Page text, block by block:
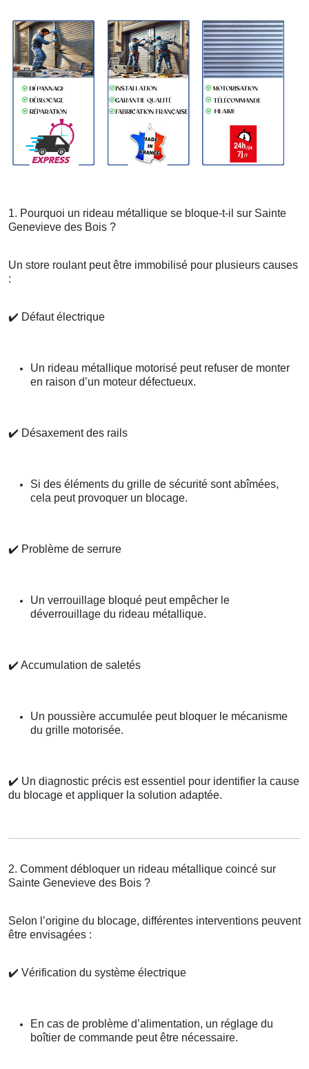
1. Pourquoi un rideau métallique se bloque-t-il sur Sainte
Genevieve des Bois ?
Un store roulant peut être immobilisé pour plusieurs causes
:
✔️ Défaut électrique
Un rideau métallique motorisé peut refuser de monter
en raison d’un moteur défectueux.
✔️ Désaxement des rails
Si des éléments du grille de sécurité sont abîmées,
cela peut provoquer un blocage.
✔️ Problème de serrure
Un verrouillage bloqué peut empêcher le
déverrouillage du rideau métallique.
✔️ Accumulation de saletés
Un poussière accumulée peut bloquer le mécanisme
du grille motorisée.
✔️ Un diagnostic précis est essentiel pour identifier la cause
du blocage et appliquer la solution adaptée.
2. Comment débloquer un rideau métallique coincé sur
Sainte Genevieve des Bois ?
Selon l’origine du blocage, différentes interventions peuvent
être envisagées :
✔️ Vérification du système électrique
En cas de problème d’alimentation, un réglage du
boîtier de commande peut être nécessaire.